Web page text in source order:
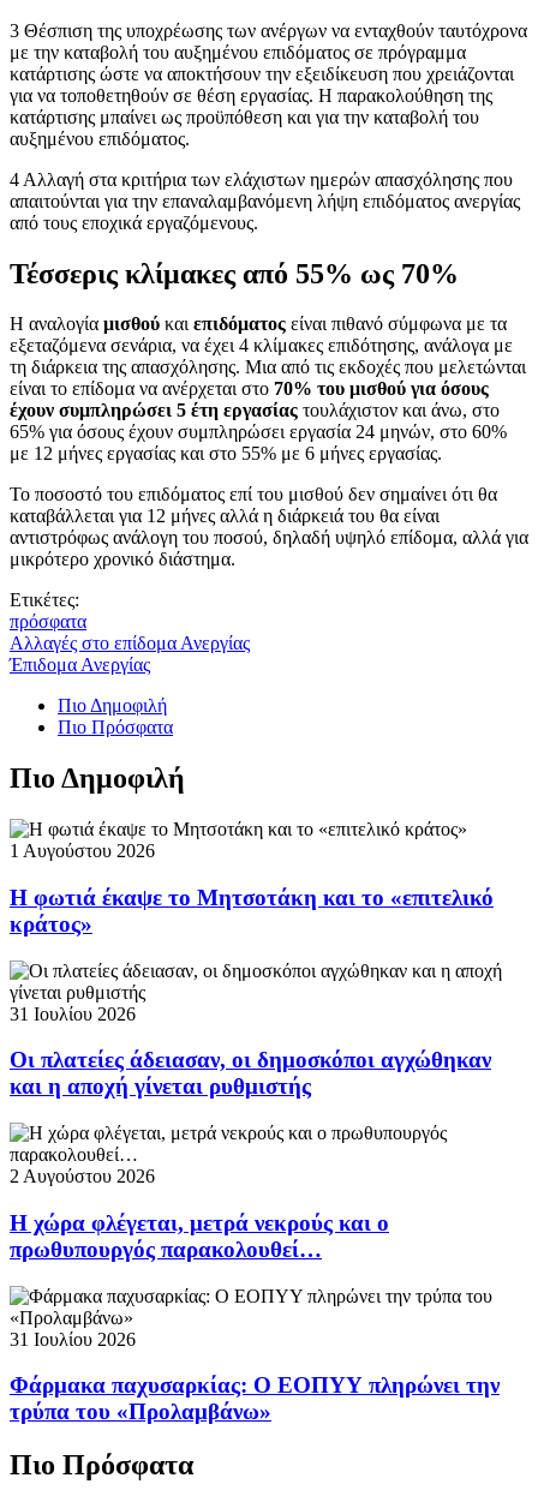
3 Θέσπιση της υποχρέωσης των ανέργων να ενταχθούν ταυτόχρονα
με την καταβολή του αυξημένου επιδόματος σε πρόγραμμα
κατάρτισης ώστε να αποκτήσουν την εξειδίκευση που χρειάζονται
για να τοποθετηθούν σε θέση εργασίας. Η παρακολούθηση της
κατάρτισης μπαίνει ως προϋπόθεση και για την καταβολή του
αυξημένου επιδόματος.
4 Αλλαγή στα κριτήρια των ελάχιστων ημερών απασχόλησης που
απαιτούνται για την επαναλαμβανόμενη λήψη επιδόματος ανεργίας
από τους εποχικά εργαζόμενους.
Τέσσερις κλίμακες από 55% ως 70%
Η αναλογία μισθού καιεπιδόματος είναι πιθανό σύμφωνα με τα
εξεταζόμενα σενάρια, να έχει 4 κλίμακες επιδότησης, ανάλογα με
τη διάρκεια της απασχόλησης. Μια από τις εκδοχές που μελετώνται
είναι το επίδομα να ανέρχεται στο 70% του μισθού για όσους
έχουν συμπληρώσει 5 έτη εργασίας τουλάχιστον και άνω, στο
65% για όσους έχουν συμπληρώσει εργασία 24 μηνών, στο 60%
με 12 μήνες εργασίας και στο 55% με 6 μήνες εργασίας.
Το ποσοστό του επιδόματος επί του μισθού δεν σημαίνει ότι θα
καταβάλλεται για 12 μήνες αλλά η διάρκειά του θα είναι
αντιστρόφως ανάλογη του ποσού, δηλαδή υψηλό επίδομα, αλλά για
μικρότερο χρονικό διάστημα.
Ετικέτες:
πρόσφατα
Αλλαγές στο επίδομα Ανεργίας
Έπιδομα Ανεργίας
Πιο Δημοφιλή
Πιο Πρόσφατα
Πιο Δημοφιλή
1 Αυγούστου 2026
Η φωτιά έκαψε το Μητσοτάκη και το «επιτελικό
κράτος»
31 Ιουλίου 2026
Οι πλατείες άδειασαν, οι δημοσκόποι αγχώθηκαν
και η αποχή γίνεται ρυθμιστής
2 Αυγούστου 2026
Η χώρα φλέγεται, μετρά νεκρούς και ο
πρωθυπουργός παρακολουθεί…
31 Ιουλίου 2026
Φάρμακα παχυσαρκίας: Ο ΕΟΠΥΥ πληρώνει την
τρύπα του «Προλαμβάνω»
Πιο Πρόσφατα